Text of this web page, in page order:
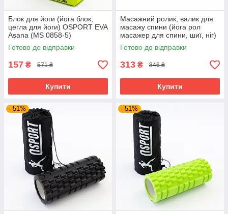
Блок для йоги (йога блок,
цегла для йоги) OSPORT EVA
Asana (MS 0858-5)
Салатовий
Готово до відправки
157 ₴ 571 ₴
Купити
Масажний ролик, валик для
масажу спини (йога рол
масажер для спини, шиї, ніг)
OSPORT 33*14см (MS 0857)
Чорний
Готово до відправки
313 ₴ 846 ₴
Купити
–51% –51%